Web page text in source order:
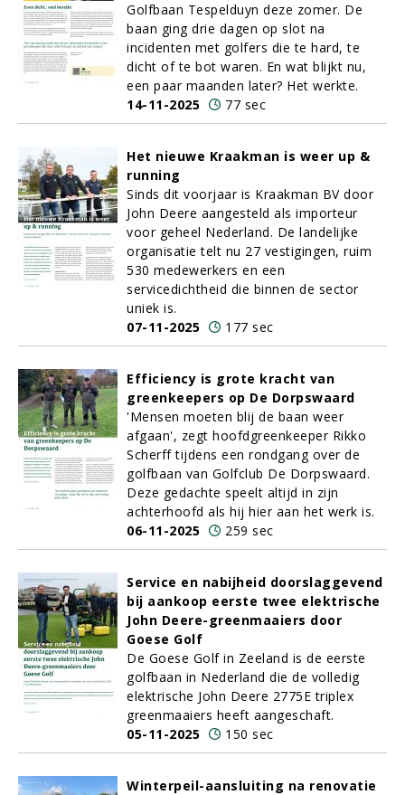
Golfbaan Tespelduyn deze zomer. De
baan ging drie dagen op slot na
incidenten met golfers die te hard, te
dicht of te bot waren. En wat blijkt nu,
een paar maanden later? Het werkte.
14-11-2025
77 sec
Het nieuwe Kraakman is weer up &
running
Sinds dit voorjaar is Kraakman BV door
John Deere aangesteld als importeur
voor geheel Nederland. De landelijke
organisatie telt nu 27 vestigingen, ruim
530 medewerkers en een
servicedichtheid die binnen de sector
uniek is.
07-11-2025
177 sec
Efficiency is grote kracht van
greenkeepers op De Dorpswaard
'Mensen moeten blij de baan weer
afgaan', zegt hoofdgreenkeeper Rikko
Scherff tijdens een rondgang over de
golfbaan van Golfclub De Dorpswaard.
Deze gedachte speelt altijd in zijn
achterhoofd als hij hier aan het werk is.
06-11-2025
259 sec
Service en nabijheid doorslaggevend
bij aankoop eerste twee elektrische
John Deere-greenmaaiers door
Goese Golf
De Goese Golf in Zeeland is de eerste
golfbaan in Nederland die de volledig
elektrische John Deere 2775E triplex
greenmaaiers heeft aangeschaft.
05-11-2025
150 sec
Winterpeil-aansluiting na renovatie